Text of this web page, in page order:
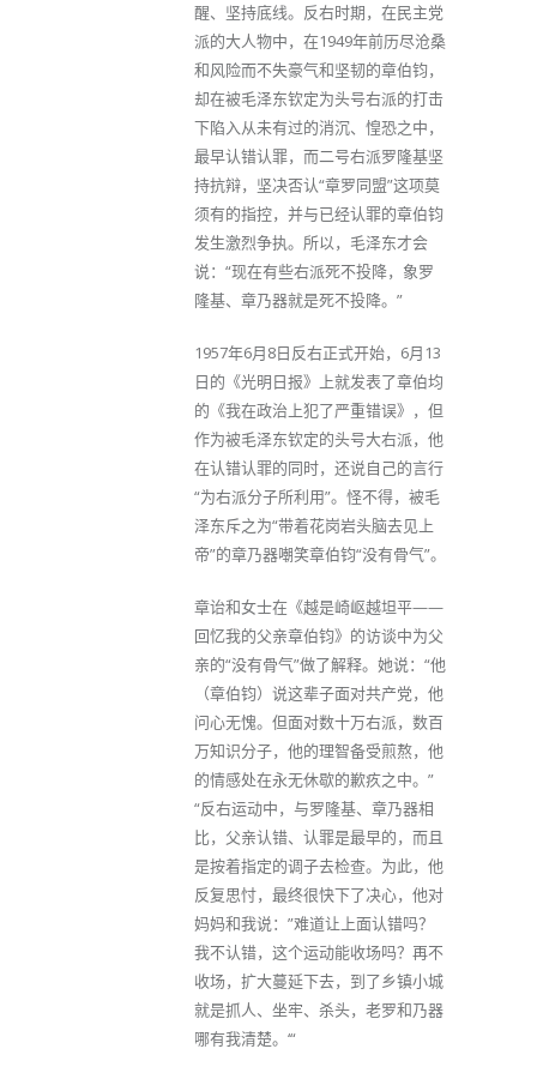
醒、坚持底线。反右时期，在民主党
派的大人物中，在1949年前历尽沧桑
和风险而不失豪气和坚韧的章伯钧，
却在被毛泽东钦定为头号右派的打击
下陷入从未有过的消沉、惶恐之中，
最早认错认罪，而二号右派罗隆基坚
持抗辩，坚决否认“章罗同盟”这项莫
须有的指控，并与已经认罪的章伯钧
发生激烈争执。所以，毛泽东才会
说：“现在有些右派死不投降，象罗
隆基、章乃器就是死不投降。”
1957年6月8日反右正式开始，6月13
日的《光明日报》上就发表了章伯均
的《我在政治上犯了严重错误》，但
作为被毛泽东钦定的头号大右派，他
在认错认罪的同时，还说自己的言行
“为右派分子所利用”。怪不得，被毛
泽东斥之为“带着花岗岩头脑去见上
帝”的章乃器嘲笑章伯钧“没有骨气”。
章诒和女士在《越是崎岖越坦平——
回忆我的父亲章伯钧》的访谈中为父
亲的“没有骨气”做了解释。她说：“他
（章伯钧）说这辈子面对共产党，他
问心无愧。但面对数十万右派，数百
万知识分子，他的理智备受煎熬，他
的情感处在永无休歇的歉疚之中。”
“反右运动中，与罗隆基、章乃器相
比，父亲认错、认罪是最早的，而且
是按着指定的调子去检查。为此，他
反复思忖，最终很快下了决心，他对
妈妈和我说：”难道让上面认错吗？
我不认错，这个运动能收场吗？再不
收场，扩大蔓延下去，到了乡镇小城
就是抓人、坐牢、杀头，老罗和乃器
哪有我清楚。‘“